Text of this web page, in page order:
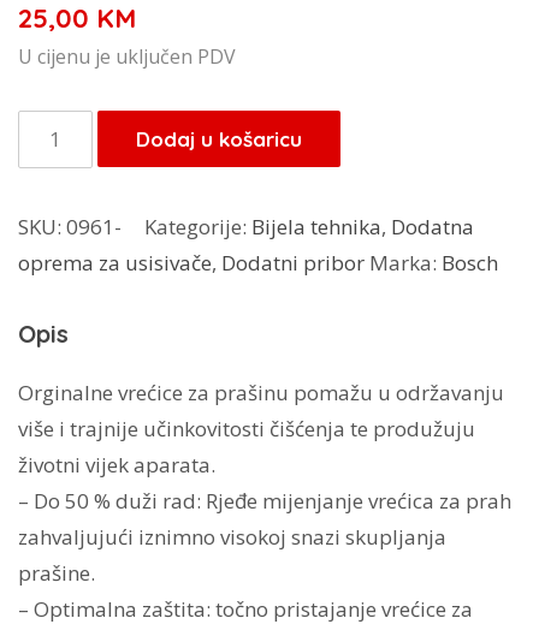
25,00 KM
U cijenu je uključen PDV
Bosch
vrećice
usisavač
BBZ41FK
SuperTEX
4kom
1
micro
filter
količina
Dodaj u košaricu
SKU: 0961- Kategorije: Bijela tehnika, Dodatna
oprema za usisivače, Dodatni pribor Marka: Bosch
Opis
Orginalne vrećice za prašinu pomažu u održavanju
više i trajnije učinkovitosti čišćenja te produžuju
životni vijek aparata.
– Do 50 % duži rad: Rjeđe mijenjanje vrećica za prah
zahvaljujući iznimno visokoj snazi skupljanja
prašine.
– Optimalna zaštita: točno pristajanje vrećice za